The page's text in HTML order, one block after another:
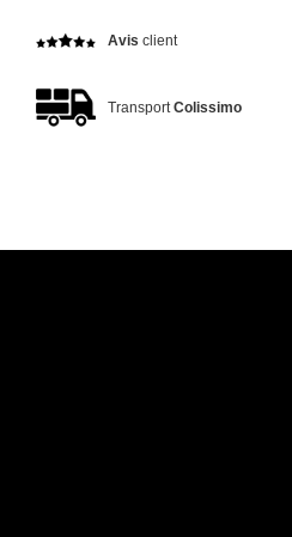
Avis client
TransportColissimo